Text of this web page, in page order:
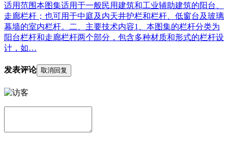
适用范围本图集适用于一般民用建筑和工业辅助建筑的阳台、
走廊栏杆；也可用于中庭及内天井护栏和栏杆、低窗台及玻璃
幕墙的室内栏杆。二、主要技术内容1、本图集的栏杆分类为
阳台栏杆和走廊栏杆两个部分，包含多种材质和形式的栏杆设
计，如…
发表评论 取消回复